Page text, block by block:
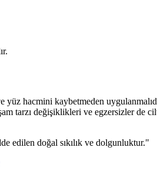
hacmini kaybetmeden
tarzı değişiklikleri ve egzersizler de
edilen doğal sıkılık ve dolgunluktur."